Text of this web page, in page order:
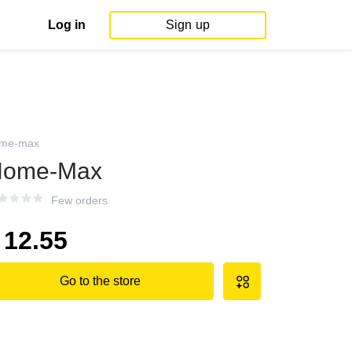
Log in Sign up
max
Max
Few orders
12.55
Go to the store